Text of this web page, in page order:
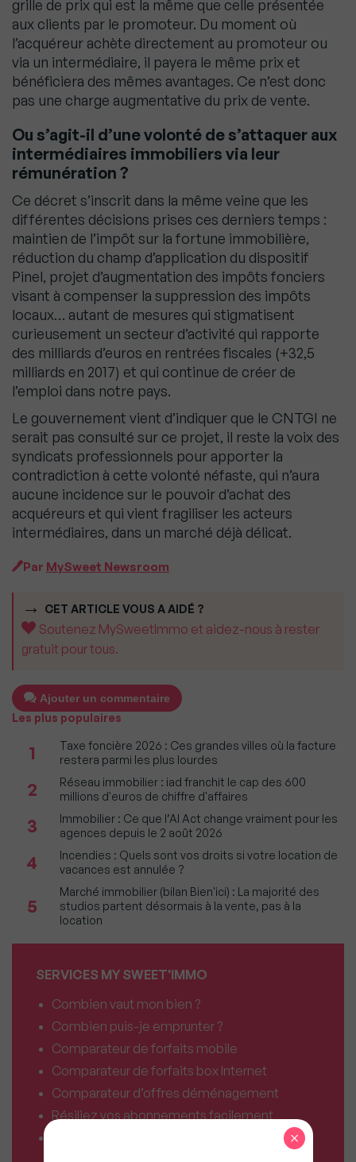
grille de prix qui est la même que celle présentée
aux clients par le promoteur. Du moment où
l’acquéreur achète directement au promoteur ou
via un intermédiaire, il payera le même prix et
bénéficiera des mêmes avantages. Ce n’est donc
pas une charge augmentative du prix de vente.
Ou s’agit-il d’une volonté de s’attaquer aux
intermédiaires immobiliers via leur
rémunération ?
Ce décret s’inscrit dans la même veine que les
différentes décisions prises ces derniers temps :
maintien de l’impôt sur la fortune immobilière,
réduction du champ d’application du dispositif
Pinel, projet d’augmentation des impôts fonciers
visant à compenser la suppression des impôts
locaux… autant de mesures qui stigmatisent
curieusement un secteur d’activité qui rapporte
des milliards d’euros en rentrées fiscales (+32,5
milliards en 2017) et qui continue de créer de
l’emploi dans notre pays.
Le gouvernement vient d’indiquer que le CNTGI ne
serait pas consulté sur ce projet, il reste la voix des
syndicats professionnels pour apporter la
contradiction à cette volonté néfaste, qui n’aura
aucune incidence sur le pouvoir d’achat des
acquéreurs et qui vient fragiliser les acteurs
intermédiaires, dans un marché déjà délicat.
Par MySweet Newsroom
CET ARTICLE VOUS A AIDÉ ?
Soutenez MySweetImmo et aidez-nous à rester
gratuit pour tous.
Ajouter un commentaire
Les plus populaires
1
Taxe foncière 2026 : Ces grandes villes où la facture
restera parmi les plus lourdes
2
Réseau immobilier : iad franchit le cap des 600
millions d'euros de chiffre d'affaires
3
Immobilier : Ce que l’AI Act change vraiment pour les
agences depuis le 2 août 2026
4
Incendies : Quels sont vos droits si votre location de
vacances est annulée ?
5
Marché immobilier (bilan Bien'ici) : La majorité des
studios partent désormais à la vente, pas à la
location
SERVICES MY SWEET'IMMO
Combien vaut mon bien ?
Combien puis-je emprunter ?
Comparateur de forfaits mobile
Comparateur de forfaits box Internet
Comparateur d’offres déménagement
Résiliez vos abonnements facilement
×